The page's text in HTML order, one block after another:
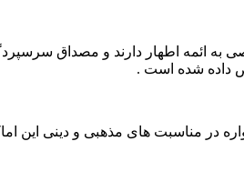
ائمه اطهار دارند و مصداق
که همواره در مناسبت های مذهبی و